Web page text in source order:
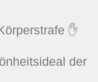
✋
der